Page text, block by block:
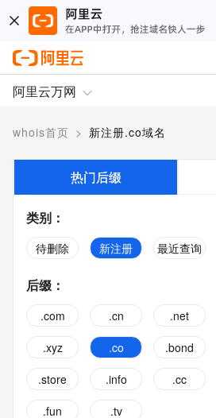
阿里云万网
whois首页 > 新注册.co域名
热门后缀
类别 ：
待删除 新注册 最近查询
后缀 ：
.com .cn .net
.xyz
.co .bond
.store
.info .cc
.fun
.tv